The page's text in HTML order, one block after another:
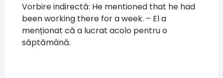
Vorbire indirectă: He mentioned that he had
been working there for a week. – El a
menționat că a lucrat acolo pentru o
săptămână.